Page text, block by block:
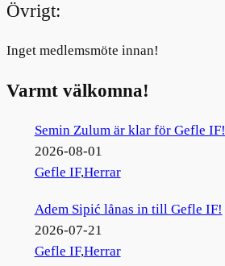
Övrigt:
Inget medlemsmöte innan!
Varmt välkomna!
Semin Zulum är klar för Gefle IF!
2026-08-01
Gefle IF,Herrar
Adem Sipić lånas in till Gefle IF!
2026-07-21
Gefle IF,Herrar